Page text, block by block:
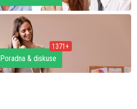
Poradna & diskuse
1371+